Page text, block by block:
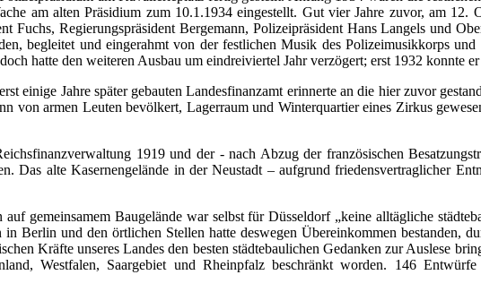
am alten Präsidium zum 10.1.1934 eingestellt. Gut vier Jahre zuvor, am
Fuchs, Regierungspräsident Bergemann, Polizeipräsident Hans Langels und
begleitet und eingerahmt von der festlichen Musik des Polizeimusikkorps
hatte den weiteren Ausbau um eindreiviertel Jahr verzögert; erst 1932 konnte
einige Jahre später gebauten Landesfinanzamt erinnerte an die hier zuvor
von armen Leuten bevölkert, Lagerraum und Winterquartier eines Zirkus
1919 und der - nach Abzug der französischen
Das alte Kasernengelände in der Neustadt – aufgrund friedensvertraglicher
gemeinsamem Baugelände war selbst für Düsseldorf „keine alltägliche
Berlin und den örtlichen Stellen hatte deswegen Übereinkommen bestanden,
Kräfte unseres Landes den besten städtebaulichen Gedanken zur Auslese
Westfalen, Saargebiet und Rheinpfalz beschränkt worden. 146